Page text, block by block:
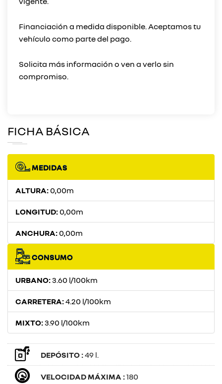
Financiación a medida disponible. Aceptamos tu
vehículo como parte del pago.
Solicita más información o ven a verlo sin
compromiso.
FICHA BÁSICA
MEDIDAS
ALTURA: 0,00m
LONGITUD: 0,00m
ANCHURA: 0,00m
CONSUMO
URBANO:3.60 l/100km
CARRETERA:4.20 l/100km
MIXTO:3.90 l/100km
DEPÓSITO :49 l.
VELOCIDAD MÁXIMA :180